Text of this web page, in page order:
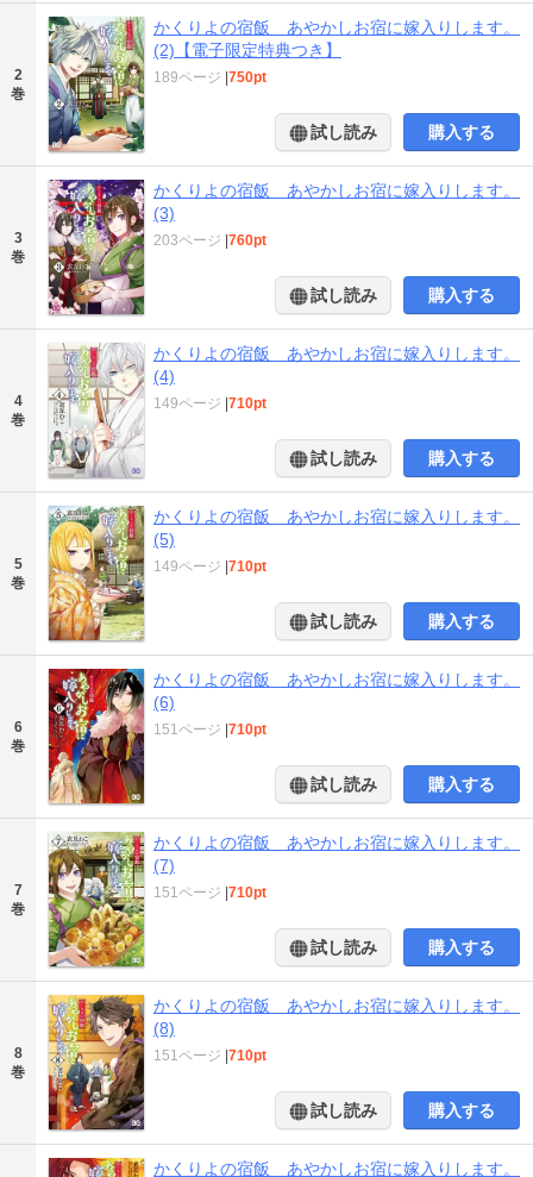
2
巻
かくりよの宿飯 あやかしお宿に嫁入りします。
(2)【電子限定特典つき】
189ページ |750pt
試し読み 購入する
3
巻
かくりよの宿飯 あやかしお宿に嫁入りします。
(3)
203ページ |760pt
試し読み 購入する
4
巻
かくりよの宿飯 あやかしお宿に嫁入りします。
(4)
149ページ |710pt
試し読み 購入する
5
巻
かくりよの宿飯 あやかしお宿に嫁入りします。
(5)
149ページ |710pt
試し読み 購入する
6
巻
かくりよの宿飯 あやかしお宿に嫁入りします。
(6)
151ページ |710pt
試し読み 購入する
7
巻
かくりよの宿飯 あやかしお宿に嫁入りします。
(7)
151ページ |710pt
試し読み 購入する
8
巻
かくりよの宿飯 あやかしお宿に嫁入りします。
(8)
151ページ |710pt
試し読み 購入する
かくりよの宿飯 あやかしお宿に嫁入りします。